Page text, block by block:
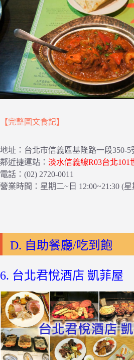
【完整圖文食記】
地址：台北市信義區基隆路一段350-5
鄰近捷運站： 淡水信義線R03台北101
電話：(02) 2720-0011
營業時間：星期二~日 12:00~21:30 (
D. 自助餐廳/吃到飽
6. 台北君悅酒店 凱菲屋